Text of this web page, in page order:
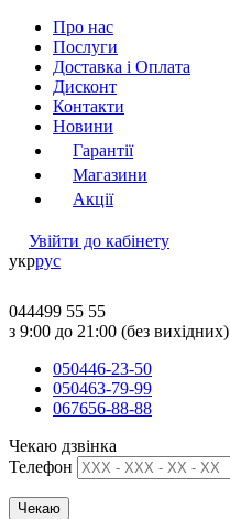
Про нас
Послуги
Доставка і Оплата
Дисконт
Контакти
Новини
Гарантії
Магазини
Акції
Увійти до кабінету
укррус
044499 55 55
з 9:00 до 21:00 (без вихідних)
050446-23-50
050463-79-99
067656-88-88
Чекаю дзвінка
Телефон